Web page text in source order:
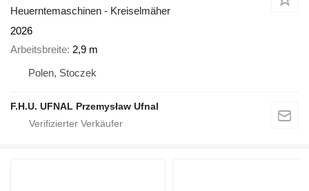
Heuerntemaschinen - Kreiselmäher
2026
Arbeitsbreite 2,9 m
Polen, Stoczek
F.H.U. UFNAL Przemysław Ufnal